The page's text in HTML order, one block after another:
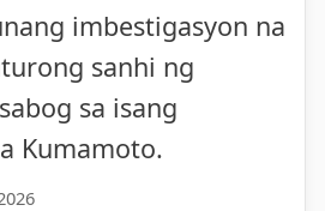
imbestigasyon na
sanhi ng
sa isang
Kumamoto.